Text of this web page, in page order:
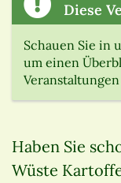
Diese
Schauen Sie in
um einen
Haben Sie
Wüste